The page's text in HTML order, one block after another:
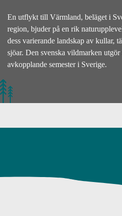
En utflykt till Värmland, beläget i
region, bjuder på en rik
dess varierande landskap av kullar,
sjöar. Den svenska vildmarken
avkopplande semester i Sverige.